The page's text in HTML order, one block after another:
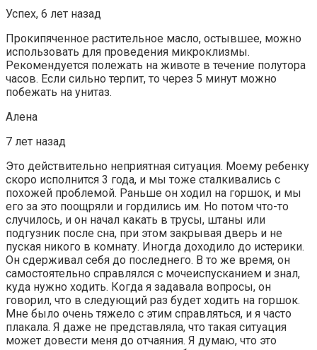
Успех, 6 лет назад
Прокипяченное растительное масло, остывшее, можно
использовать для проведения микроклизмы.
Рекомендуется полежать на животе в течение полутора
часов. Если сильно терпит, то через 5 минут можно
побежать на унитаз.
Алена
7 лет назад
Это действительно неприятная ситуация. Моему ребенку
скоро исполнится 3 года, и мы тоже сталкивались с
похожей проблемой. Раньше он ходил на горшок, и мы
его за это поощряли и гордились им. Но потом что-то
случилось, и он начал какать в трусы, штаны или
подгузник после сна, при этом закрывая дверь и не
пуская никого в комнату. Иногда доходило до истерики.
Он сдерживал себя до последнего. В то же время, он
самостоятельно справлялся с мочеиспусканием и знал,
куда нужно ходить. Когда я задавала вопросы, он
говорил, что в следующий раз будет ходить на горшок.
Мне было очень тяжело с этим справляться, и я часто
плакала. Я даже не представляла, что такая ситуация
может довести меня до отчаяния. Я думаю, что это